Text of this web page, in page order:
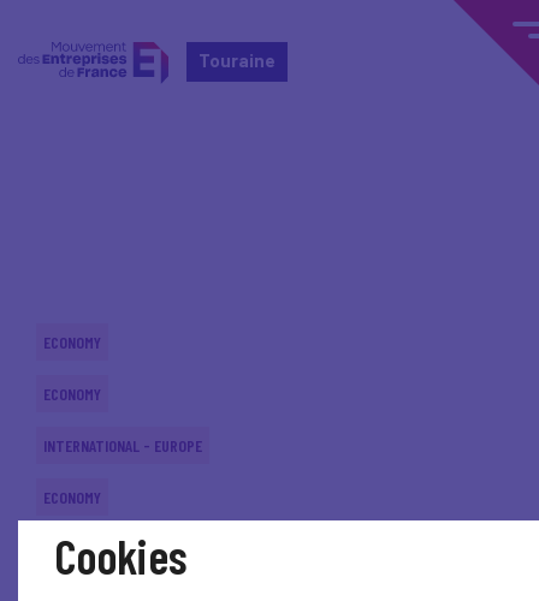
Touraine
ECONOMY
ECONOMY
INTERNATIONAL - EUROPE
ECONOMY
DIGITAL
Cookies